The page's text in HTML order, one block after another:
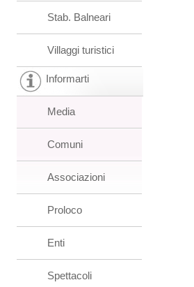
Stab. Balneari
Villaggi turistici
Informarti
Media
Comuni
Associazioni
Proloco
Enti
Spettacoli